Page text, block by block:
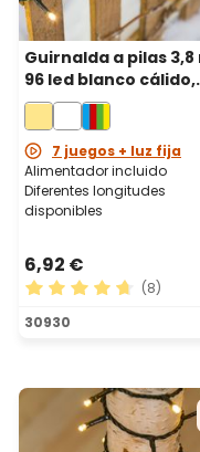
Guirnalda a pilas 3,8
96 led blanco cálido,
cable verde
7 juegos + luz fija
Alimentador incluido
Diferentes longitudes
disponibles
6,92 €
Calificación
(8)
30930